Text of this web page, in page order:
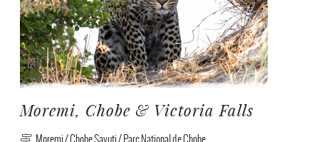
Moremi, Chobe & Victoria Falls